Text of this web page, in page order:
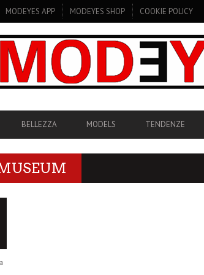
MODEYES APP MODEYES SHOP COOKIE POLICY
BELLEZZA MODELS TENDENZE